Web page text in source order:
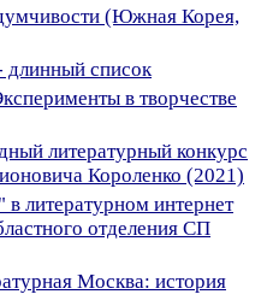
(Южная Корея,
длинный список
в творчестве
литературный конкурс
Короленко (2021)
литературном интернет
отделения СП
Москва: история